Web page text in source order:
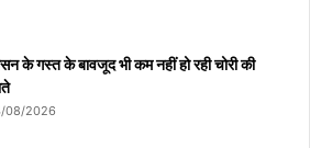
के गस्त के बावजूद भी कम नहीं हो रही चोरी की
08/2026